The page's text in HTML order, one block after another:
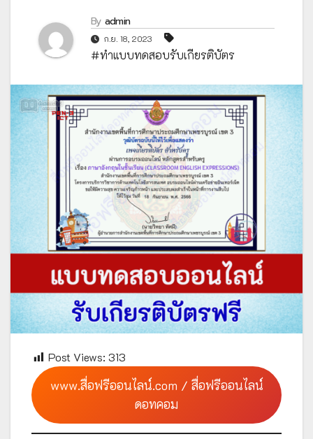
By admin
ก.ย. 18, 2023
#ทำแบบทดสอบรับเกียรติบัตร
Post Views: 313
www.สื่อฟรีออนไลน์.com / สื่อฟรีออนไลน์
ดอทคอม